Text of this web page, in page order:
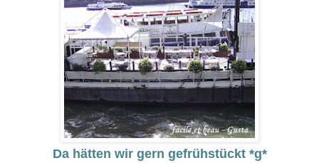
Da hätten wir gern gefrühstückt *g*